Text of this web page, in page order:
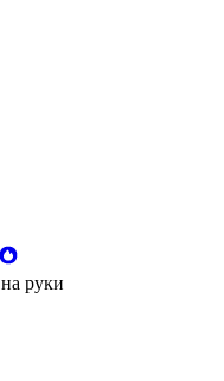
на руки